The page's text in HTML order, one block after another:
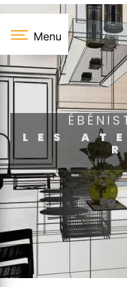
Menu
LES
Panneau de gestion